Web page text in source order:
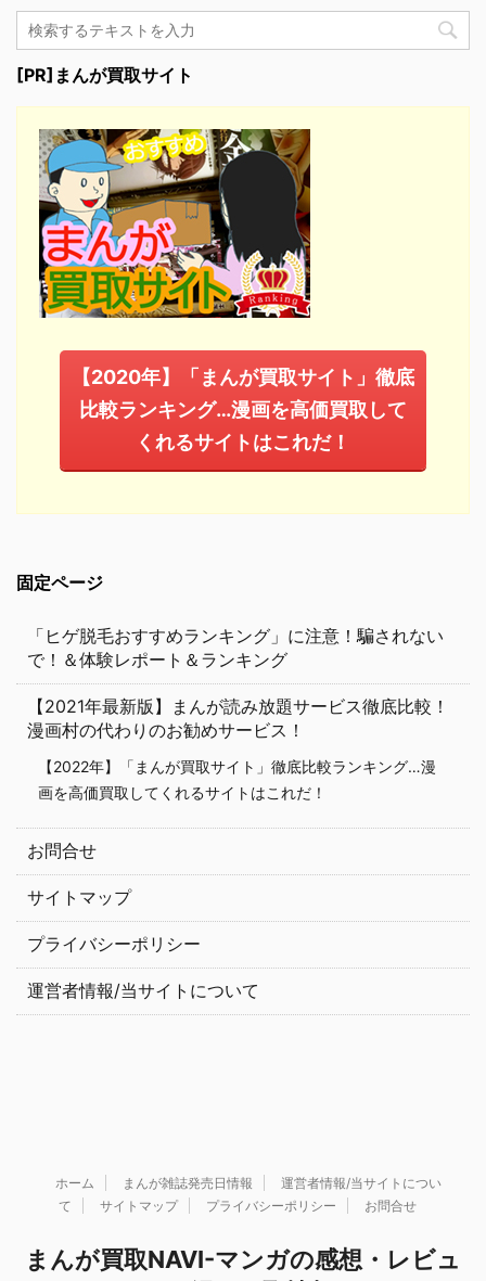
[PR]まんが買取サイト
【2020年】「まんが買取サイト」徹底
比較ランキング…漫画を高価買取して
くれるサイトはこれだ！
固定ページ
「ヒゲ脱毛おすすめランキング」に注意！騙されない
で！＆体験レポート＆ランキング
【2021年最新版】まんが読み放題サービス徹底比較！
漫画村の代わりのお勧めサービス！
【2022年】「まんが買取サイト」徹底比較ランキング…漫
画を高価買取してくれるサイトはこれだ！
お問合せ
サイトマップ
プライバシーポリシー
運営者情報/当サイトについて
ホーム まんが雑誌発売日情報
運営者情報/当サイトについ
て
サイトマップ プライバシーポリシー お問合せ
まんが買取NAVI-マンガの感想・レビュ